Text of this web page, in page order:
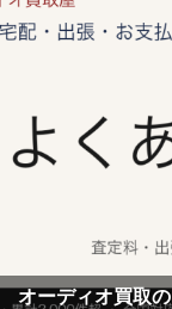
オーディオ買取